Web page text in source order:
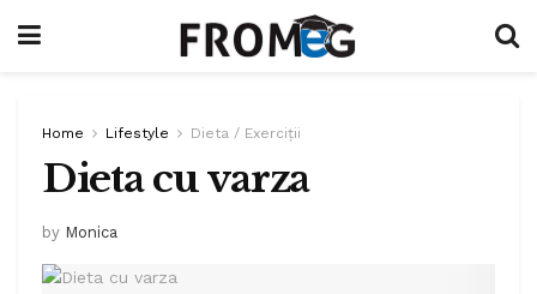
Home Lifestyle Dieta / Exerciții
Dieta cu varza
by Monica